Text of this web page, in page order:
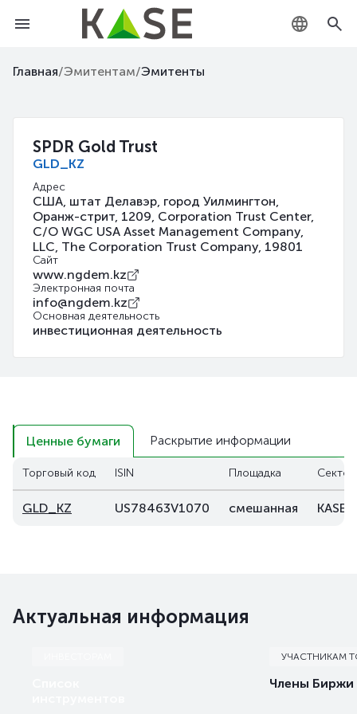
Главная/Эмитентам/Эмитенты
SPDR Gold Trust
GLD_KZ
Адрес
США, штат Делавэр, город Уилмингтон,
Оранж-стрит, 1209, Corporation Trust Center,
C/O WGC USA Asset Management Company,
LLC, The Corporation Trust Company, 19801
Сайт
www.ngdem.kz
Электронная почта
info@ngdem.kz
Основная деятельность
инвестиционная деятельность
Ценные бумаги Раскрытие информации
Торговый код ISIN Площадка Сектор
GLD_KZ US78463V1070 смешанная KASE
Актуальная информация
УЧАСТНИКАМ
Члены Биржи